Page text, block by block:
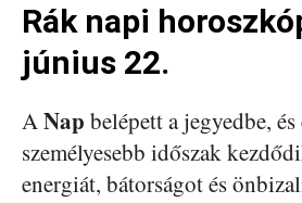
Rák napi
június 22.
ANap belépett a jegyedbe,
személyesebb időszak
energiát, bátorságot és